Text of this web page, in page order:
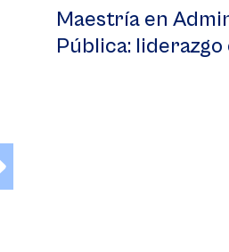
Maestría en
Pública: